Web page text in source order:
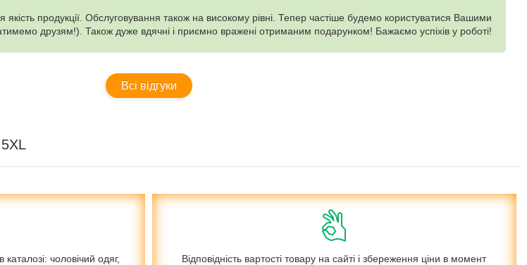
продукції. Обслуговування також на високому рівні. Тепер частіше будемо користуватися Вашими
друзям!). Також дуже вдячні і приємно вражені отриманим подарунком! Бажаємо успіхів у роботі!
Всі відгуки
чоловічий одяг,
Відповідність вартості товару на сайті і збереження ціни в момент